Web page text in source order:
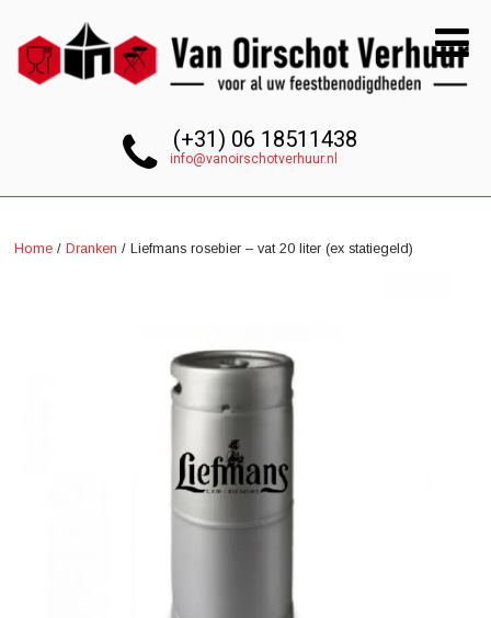
(+31) 06 18511438
info@vanoirschotverhuur.nl
Home / Dranken / Liefmans rosebier – vat 20 liter (ex statiegeld)